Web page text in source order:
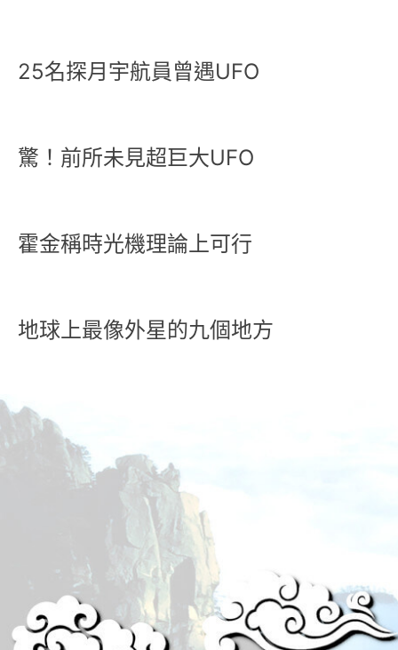
25名探月宇航員曾遇UFO
驚！前所未見超巨大UFO
霍金稱時光機理論上可行
地球上最像外星的九個地方